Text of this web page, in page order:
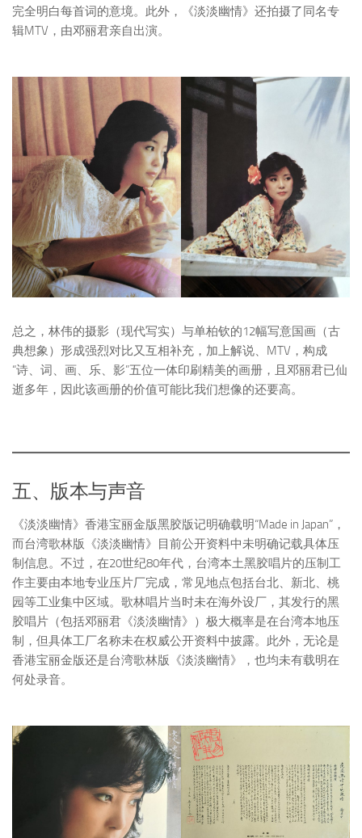
完全明白每首词的意境。此外，《淡淡幽情》还拍摄了同名专
辑MTV，由邓丽君亲自出演。
总之，林伟的摄影（现代写实）与单柏钦的12幅写意国画（古
典想象）形成强烈对比又互相补充，加上解说、MTV，构成
“诗、词、画、乐、影”五位一体印刷精美的画册，且邓丽君已仙
逝多年，因此该画册的价值可能比我们想像的还要高。
五、版本与声音
《淡淡幽情》香港宝丽金版黑胶版记明确载明“Made in Japan”，
而台湾歌林版《淡淡幽情》目前公开资料中未明确记载具体压
制信息。不过，在20世纪80年代，台湾本土黑胶唱片的压制工
作主要由本地专业压片厂完成，常见地点包括台北、新北、桃
园等工业集中区域。歌林唱片当时未在海外设厂，其发行的黑
胶唱片（包括邓丽君《淡淡幽情》）极大概率是在台湾本地压
制，但具体工厂名称未在权威公开资料中披露。此外，无论是
香港宝丽金版还是台湾歌林版《淡淡幽情》，也均未有载明在
何处录音。